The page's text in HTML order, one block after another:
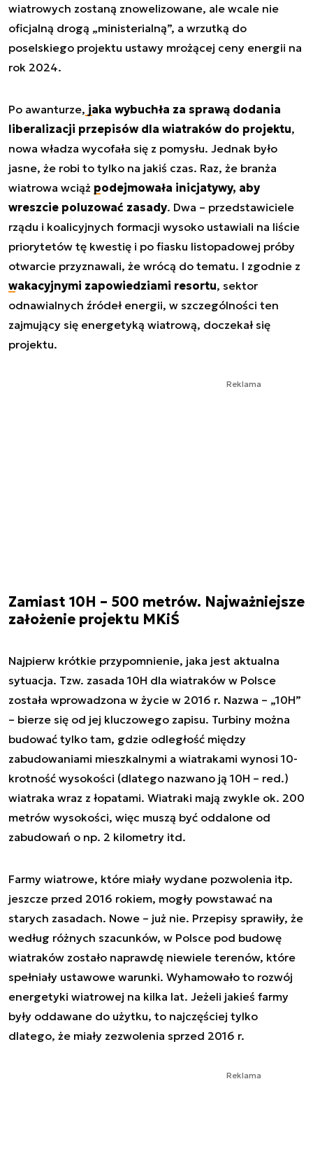
wiatrowych zostaną znowelizowane, ale wcale nie
oficjalną drogą „ministerialną”, a wrzutką do
poselskiego projektu ustawy mrożącej ceny energii na
rok 2024.
Po awanturze, jaka wybuchła za sprawą dodania
liberalizacji przepisów dla wiatraków do projektu,
nowa władza wycofała się z pomysłu. Jednak było
jasne, że robi to tylko na jakiś czas. Raz, że branża
wiatrowa wciąż podejmowała inicjatywy, aby
wreszcie poluzować zasady. Dwa – przedstawiciele
rządu i koalicyjnych formacji wysoko ustawiali na liście
priorytetów tę kwestię i po fiasku listopadowej próby
otwarcie przyznawali, że wrócą do tematu. I zgodnie z
wakacyjnymi zapowiedziami resortu, sektor
odnawialnych źródeł energii, w szczególności ten
zajmujący się energetyką wiatrową, doczekał się
projektu.
Reklama
Zamiast 10H – 500 metrów. Najważniejsze
założenie projektu MKiŚ
Najpierw krótkie przypomnienie, jaka jest aktualna
sytuacja. Tzw. zasada 10H dla wiatraków w Polsce
została wprowadzona w życie w 2016 r. Nazwa – „10H”
– bierze się od jej kluczowego zapisu. Turbiny można
budować tylko tam, gdzie odległość między
zabudowaniami mieszkalnymi a wiatrakami wynosi 10-
krotność wysokości (dlatego nazwano ją 10H – red.)
wiatraka wraz z łopatami. Wiatraki mają zwykle ok. 200
metrów wysokości, więc muszą być oddalone od
zabudowań o np. 2 kilometry itd.
Farmy wiatrowe, które miały wydane pozwolenia itp.
jeszcze przed 2016 rokiem, mogły powstawać na
starych zasadach. Nowe – już nie. Przepisy sprawiły, że
według różnych szacunków, w Polsce pod budowę
wiatraków zostało naprawdę niewiele terenów, które
spełniały ustawowe warunki. Wyhamowało to rozwój
energetyki wiatrowej na kilka lat. Jeżeli jakieś farmy
były oddawane do użytku, to najczęściej tylko
dlatego, że miały zezwolenia sprzed 2016 r.
Reklama